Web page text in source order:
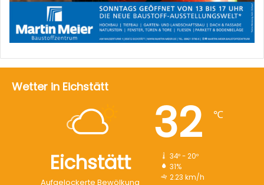
Wetter in Eichstätt
Eichstätt
Aufgelockerte Bewölkung
32 ℃
34º - 20º
31%
2.23 km/h